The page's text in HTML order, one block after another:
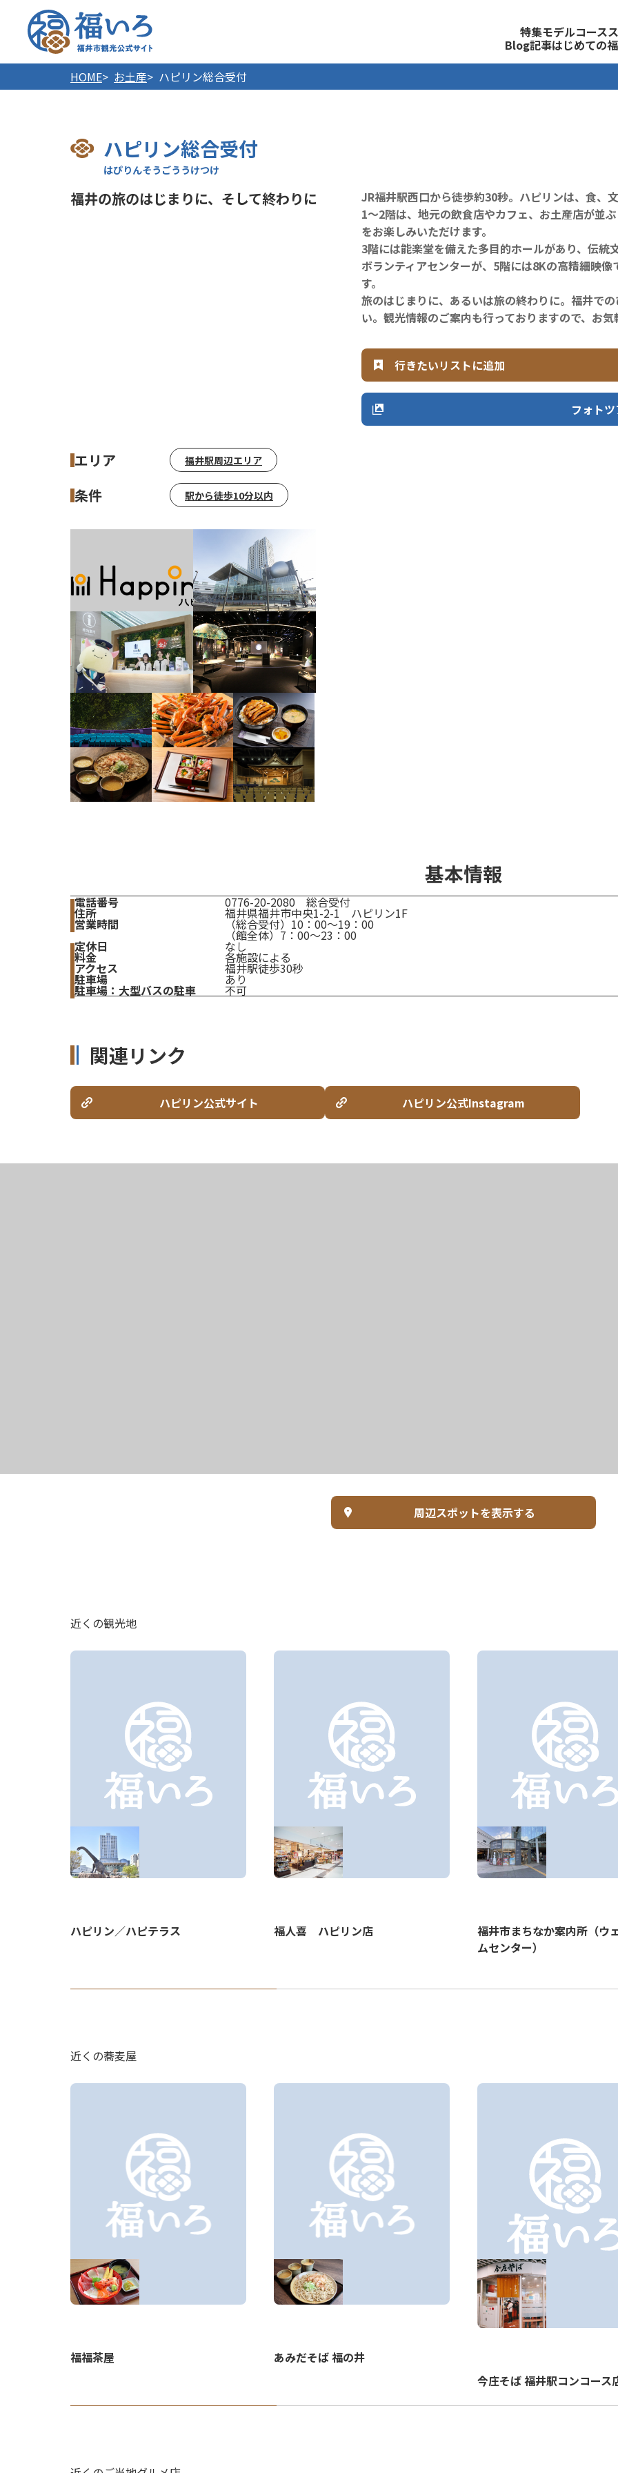
福井市観光公式サイ
特集モデルコース
Blog記事はじめての
HOME お土産 ハピリン総合受付
ハピリン総合受付
福井の旅のはじまりに、そして終わりに
JR福井駅西口から徒歩約30秒。ハピリンは、食、
1～2階は、地元の飲食店やカフェ、お土産店が並
をお楽しみいただけます。
3階には能楽堂を備えた多目的ホールがあり、伝
ボランティアセンターが、5階には8Kの高精細映
す。
旅のはじまりに、あるいは旅の終わりに。福井で
い。観光情報のご案内も行っておりますので、お
行きたいリストに追加
フォト
エリア 福井駅周辺エリア
条件 駅から徒歩10分以内
基本情報
電話番号 0776-20-2080 総合受付
住所 福井県福井市中央1-2-1 ハピリン1F
営業時間 （総合受付）10：00～19：00
（館全体）7：00～23：00
定休日 なし
料金 各施設による
アクセス 福井駅徒歩30秒
駐車場 あり
駐車場：大型バスの駐車 不可
関連リンク
ハピリン公式サイト ハピリン公式Instagram
周辺スポットを表示する
近くの観光地
ハピリン／ハピテラス 福人喜 ハピリン店
福井市まちなか案内所（ウ
ムセンター）
近くの蕎麦屋
福福茶屋
あみだそば 福の井
今庄そば 福井駅コンコース